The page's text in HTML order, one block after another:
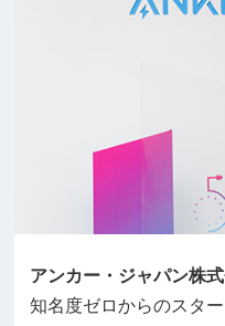
アンカー・ジャパン株
知名度ゼロからのスタ